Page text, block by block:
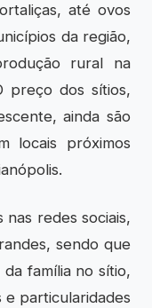
até ovos
da região,
rural na
preço dos sítios,
ainda são
locais próximos
nas redes sociais,
sendo que
família no sítio,
particularidades